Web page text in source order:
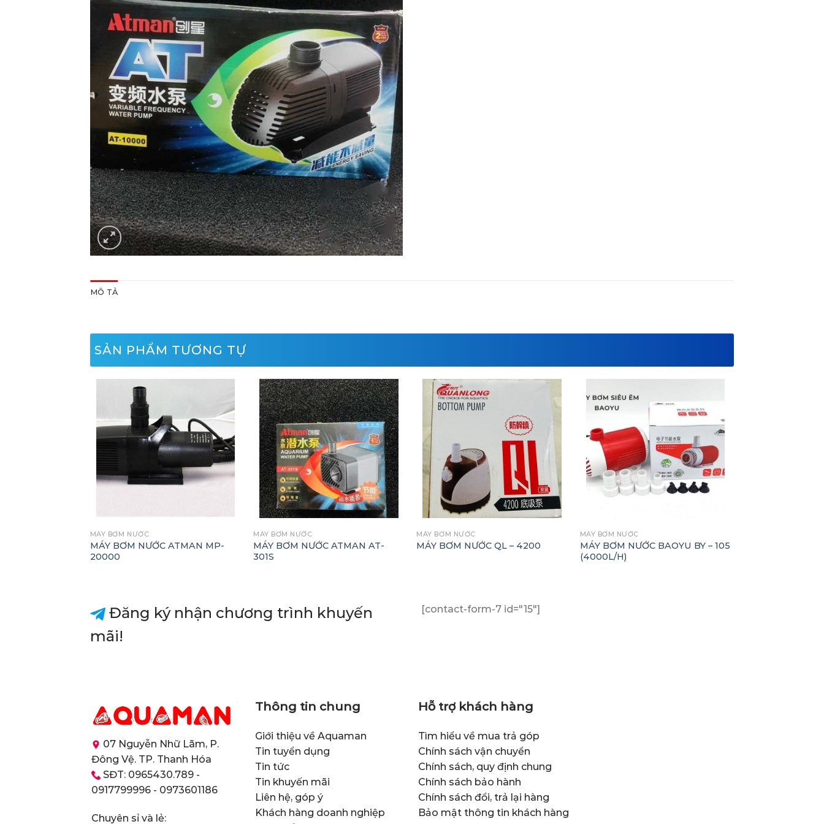
MÔ TẢ
SẢN PHẨM TƯƠNG TỰ
MÁY BƠM NƯỚC
MÁY BƠM NƯỚC ATMAN MP-
20000
MÁY BƠM NƯỚC
MÁY BƠM NƯỚC ATMAN AT-
301S
MÁY BƠM NƯỚC
MÁY BƠM NƯỚC QL – 4200
MÁY BƠM NƯỚC
MÁY BƠM NƯỚC BAOYU BY – 105
(4000L/H)
Đăng ký nhận chương trình khuyến
mãi!
[contact-form-7 id="15"]
07 Nguyễn Nhữ Lãm, P.
Đông Vệ. TP. Thanh Hóa
SĐT: 0965430.789 -
0917799996 - 0973601186
Chuyên sỉ và lẻ:
Thông tin chung
Giới thiệu về Aquaman
Tin tuyển dụng
Tin tức
Tin khuyến mãi
Liên hệ, góp ý
Khách hàng doanh nghiệp
Hỗ trợ khách hàng
Tìm hiểu về mua trả góp
Chính sách vận chuyển
Chính sách, quy định chung
Chính sách bảo hành
Chính sách đổi, trả lại hàng
Bảo mật thông tin khách hàng